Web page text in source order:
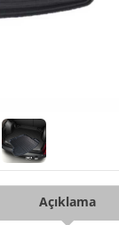
Açıklama